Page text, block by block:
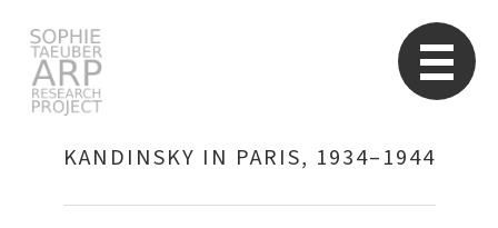
Suchen
KANDINSKY IN PARIS, 1934–1944